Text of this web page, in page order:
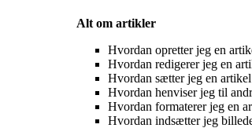
Alt om artikler
Hvordan opretter jeg en
Hvordan redigerer jeg en
Hvordan sætter jeg en
Hvordan henviser jeg til
Hvordan formaterer jeg en
Hvordan indsætter jeg